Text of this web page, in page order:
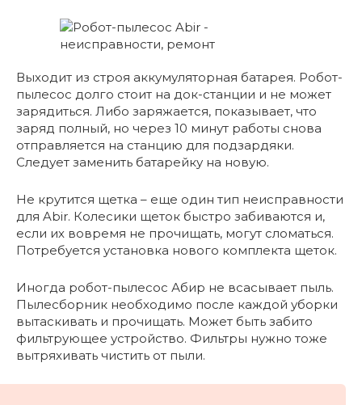
Выходит из строя аккумуляторная батарея. Робот-
пылесос долго стоит на док-станции и не может
зарядиться. Либо заряжается, показывает, что
заряд полный, но через 10 минут работы снова
отправляется на станцию для подзардяки.
Следует заменить батарейку на новую.
Не крутится щетка – еще один тип неисправности
для Abir. Колесики щеток быстро забиваются и,
если их вовремя не прочищать, могут сломаться.
Потребуется установка нового комплекта щеток.
Иногда робот-пылесос Абир не всасывает пыль.
Пылесборник необходимо после каждой уборки
вытаскивать и прочищать. Может быть забито
фильтрующее устройство. Фильтры нужно тоже
вытряхивать чистить от пыли.